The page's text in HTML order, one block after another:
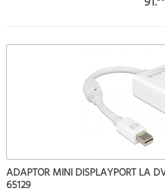
ADAPTOR MINI DISPLAYPORT LA
65129